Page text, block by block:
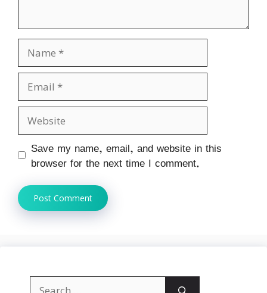
Name
Email
Website
Save my name, email, and website in this
browser for the next time I comment.
Search